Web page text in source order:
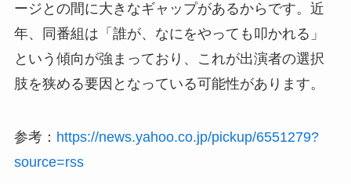
ージとの間に大きなギャップがあるからです。近
年、同番組は「誰が、なにをやっても叩かれる」
という傾向が強まっており、これが出演者の選択
肢を狭める要因となっている可能性があります。
参考： https://news.yahoo.co.jp/pickup/6551279?
source=rss